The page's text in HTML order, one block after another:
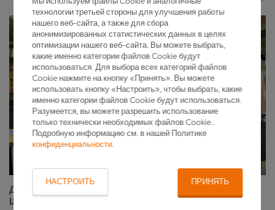
технологии третьей стороны для улучшения работы
нашего веб-сайта, а также для сбора
анонимизированных статистических данных в целях
оптимизации нашего веб-сайта. Вы можете выбрать,
какие именно категории файлов Cookie будут
использоваться. Для выбора всех категорий файлов
Cookie нажмите на кнопку «Принять». Вы можете
использовать кнопку «Настроить», чтобы выбрать, какие
именно категории файлов Cookie будут использоваться.
Разумеется, вы можете разрешить использование
только технически необходимых файлов Cookie..
Подробную информацию см. в нашей Политике
конфиденциальности.
НАСТРОИТЬ ПРИНЯТЬ
Деревообрабатывающий завод Baur в Вайне (Верхняя
Швабия) ежегодно обрабатывает примерно 180 000